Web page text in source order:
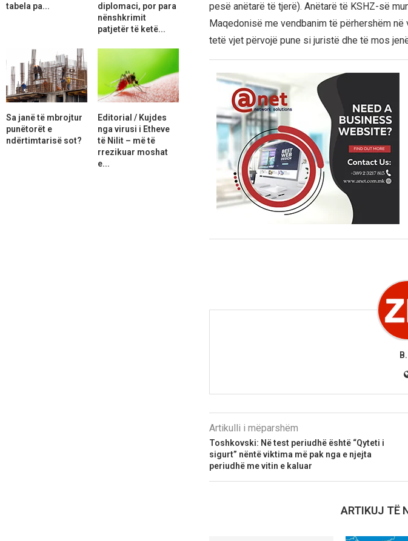
pesë anëtarë të tjerë). Anëtarë të KSHZ-së
Maqedonisë me vendbanim të përhershëm
tetë vjet përvojë pune si juristë dhe të mos
Artikulli i mëparshëm
Toshkovski: Në test periudhë është “Qyteti i
sigurt” nëntë viktima më pak nga e njejta
periudhë me vitin e kaluar
ARTIKUJ TË
tabela pa...
diplomaci, por para
nënshkrimit
patjetër të ketë...
Sa janë të mbrojtur
punëtorët e
ndërtimtarisë sot?
Editorial / Kujdes
nga virusi i Etheve
të Nilit – më të
rrezikuar moshat
e...